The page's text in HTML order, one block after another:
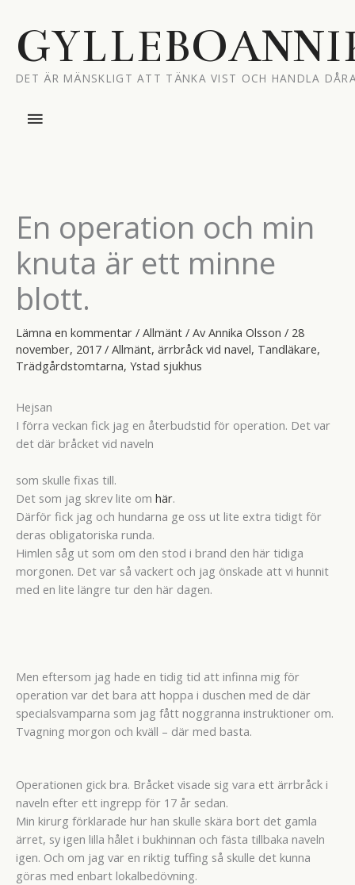
innehåll
DET ÄR MÄNSKLIGT ATT TÄNKA VIST OCH HANDLA
Huvudmeny
En operation och min
knuta är ett minne
blott.
Lämna en kommentar / Allmänt / Av Annika Olsson / 28
november, 2017 / Allmänt, ärrbråck vid navel, Tandläkare,
Trädgårdstomtarna, Ystad sjukhus
Hejsan
I förra veckan fick jag en återbudstid för operation. Det var
det där bråcket vid naveln
som skulle fixas till.
Det som jag skrev lite om här.
Därför fick jag och hundarna ge oss ut lite extra tidigt för
deras obligatoriska runda.
Himlen såg ut som om den stod i brand den här tidiga
morgonen. Det var så vackert och jag önskade att vi hunnit
med en lite längre tur den här dagen.
Men eftersom jag hade en tidig tid att infinna mig för
operation var det bara att hoppa i duschen med de där
specialsvamparna som jag fått noggranna instruktioner om.
Tvagning morgon och kväll – där med basta.
Operationen gick bra. Bråcket visade sig vara ett ärrbråck i
naveln efter ett ingrepp för 17 år sedan.
Min kirurg förklarade hur han skulle skära bort det gamla
ärret, sy igen lilla hålet i bukhinnan och fästa tillbaka naveln
igen. Och om jag var en riktig tuffing så skulle det kunna
göras med enbart lokalbedövning.